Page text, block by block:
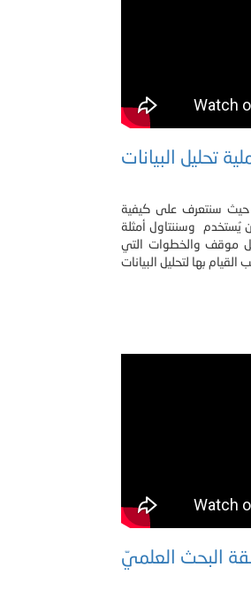
تحليل البيانات
حيث سنتعرف على كيفية
يُستخدم وسننتاول أمثلة
موقف والخطوات التي
البحث العلميّ